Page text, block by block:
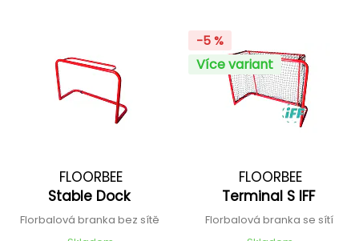
FLOORBEE
Stable Dock
Florbalová branka bez sítě
-5 %
Více variant
FLOORBEE
Terminal S IFF
Florbalová branka se sítí